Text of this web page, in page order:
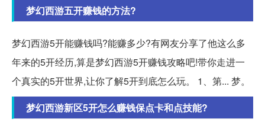
梦幻西游五开赚钱的方法?
梦幻西游5开能赚钱吗?能赚多少?有网友分享了他这么多
年来的5开经历,算是梦幻西游5开赚钱攻略吧!带你走进一
个真实的5开世界,让你了解5开到底怎么玩。 1、第... 梦。
梦幻西游新区5开怎么赚钱保点卡和点技能?